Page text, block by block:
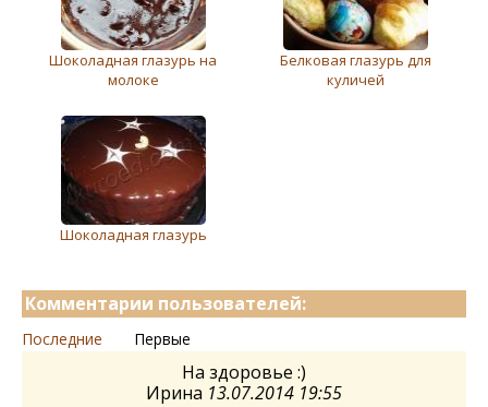
Шоколадная глазурь на
молоке
Белковая глазурь для
куличей
Шоколадная глазурь
Комментарии пользователей:
Последние Первые
На здоровье :)
Ирина 13.07.2014 19:55